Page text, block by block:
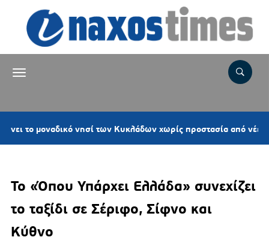
νησί των Κυκλάδων χωρίς προστασία από νέες
Το «Όπου Υπάρχει Ελλάδα» συνεχίζει
το ταξίδι σε Σέριφο, Σίφνο και
Κύθνο